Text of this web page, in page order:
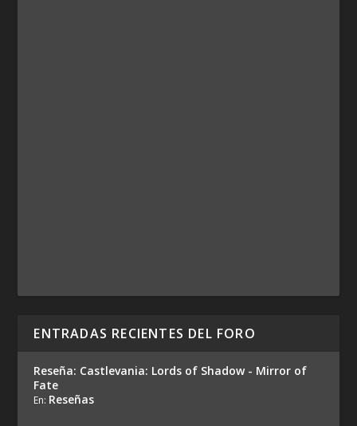
ENTRADAS RECIENTES DEL FORO
Reseña: Castlevania: Lords of Shadow - Mirror of
Fate
En: Reseñas